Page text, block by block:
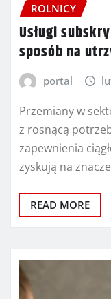
ROLNICY
Usługi
sposób na
portal
Przemiany w
z rosnącą
zapewnienia
zyskują na
READ MORE